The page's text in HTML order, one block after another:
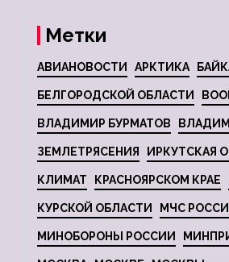
Метки
АВИАНОВОСТИ АРКТИКА
БЕЛГОРОДСКОЙ ОБЛАСТИ
ВЛАДИМИР БУРМАТОВ
ЗЕМЛЕТРЯСЕНИЯ ИРКУТСКАЯ
КЛИМАТ КРАСНОЯРСКОМ КРАЕ
КУРСКОЙ ОБЛАСТИ МЧС
МИНОБОРОНЫ РОССИИ